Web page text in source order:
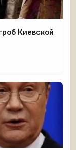
Киевской